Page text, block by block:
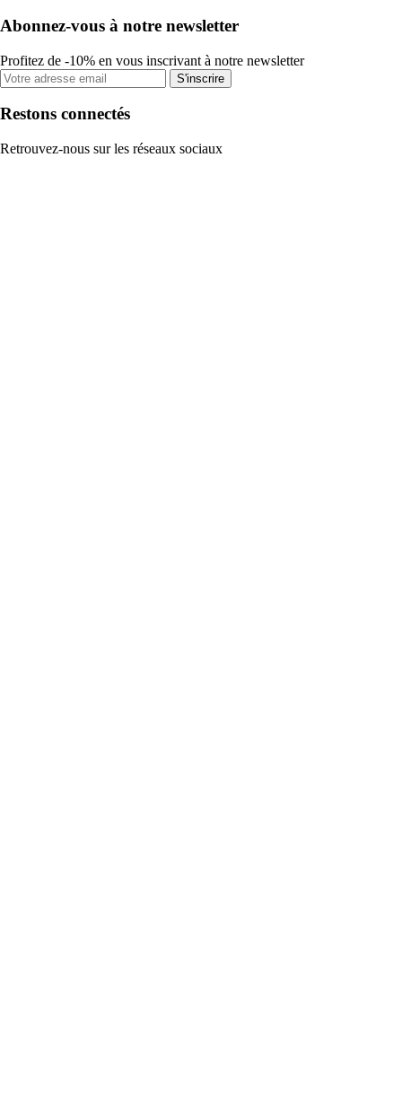
Abonnez-vous à notre newsletter
Profitez de -10% en vous inscrivant à notre newsletter
S'inscrire
Restons connectés
Retrouvez-nous sur les réseaux sociaux